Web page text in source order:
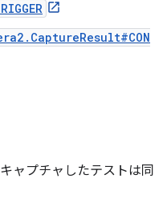
ャプチャしたテストは同